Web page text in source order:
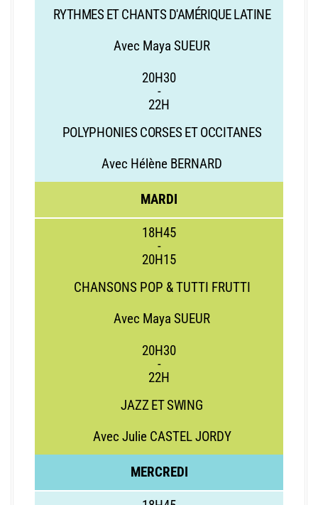
RYTHMES ET CHANTS D'AMÉRIQUE LATINE
Avec Maya SUEUR
20H30
-
22H
POLYPHONIES CORSES ET OCCITANES
Avec Hélène BERNARD
MARDI
18H45
-
20H15
CHANSONS POP & TUTTI FRUTTI
Avec Maya SUEUR
20H30
-
22H
JAZZ ET SWING
Avec Julie CASTEL JORDY
MERCREDI